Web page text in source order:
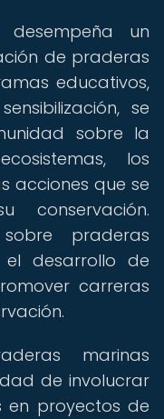
un
de praderas
educativos,
se
sobre la
los
acciones que se
praderas
desarrollo de
carreras
marinas
de involucrar
en proyectos de